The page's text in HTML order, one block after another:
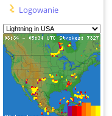
Logowanie